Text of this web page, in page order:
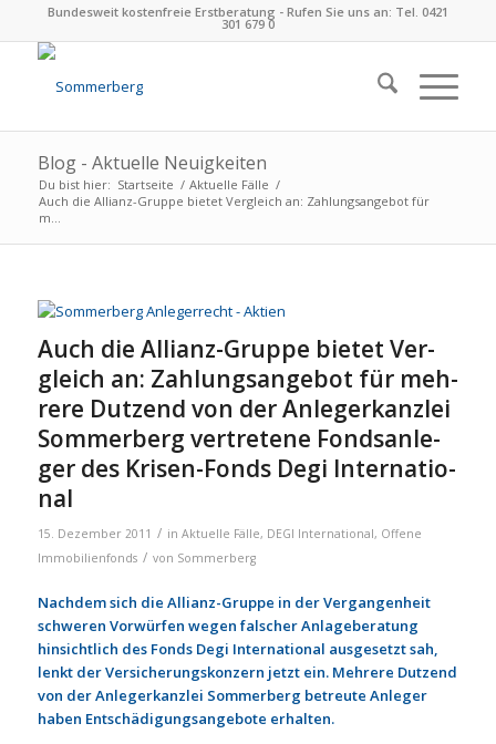
Bundesweit kostenfreie Erstberatung - Rufen Sie uns an: Tel. 0421
301 679 0
Blog - Aktuelle Neuigkeiten
Du bist hier: Startseite / Aktuelle Fälle /
Auch die Allianz-Gruppe bie­tet Ver­gleich an: Zah­lungs­an­ge­bot für
m...
Auch die Allianz-Gruppe bie­tet Ver­
gleich an: Zah­lungs­an­ge­bot für meh­
rere Dut­zend von der Anle­ger­kanz­lei
Som­mer­berg ver­tre­tene Fonds­an­le­
ger des Krisen-Fonds Degi Inter­na­tio­
nal
15. Dezember 2011 / in Aktuelle Fälle, DEGI International, Offene
Immobilienfonds / von Sommerberg
Nachdem sich die Allianz-Gruppe in der Vergangenheit
schweren Vorwürfen wegen falscher Anlageberatung
hinsichtlich des Fonds Degi International ausgesetzt sah,
lenkt der Versicherungskonzern jetzt ein. Mehrere Dutzend
von der Anlegerkanzlei Sommerberg betreute Anleger
haben Entschädigungsangebote erhalten.